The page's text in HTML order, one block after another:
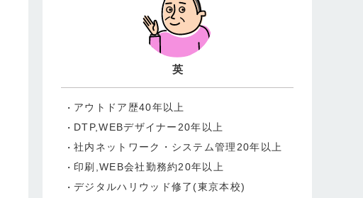
英
アウトドア歴40年以上
DTP,WEBデザイナー20年以上
社内ネットワーク・システム管理20年以上
印刷,WEB会社勤務約20年以上
デジタルハリウッド修了(東京本校)